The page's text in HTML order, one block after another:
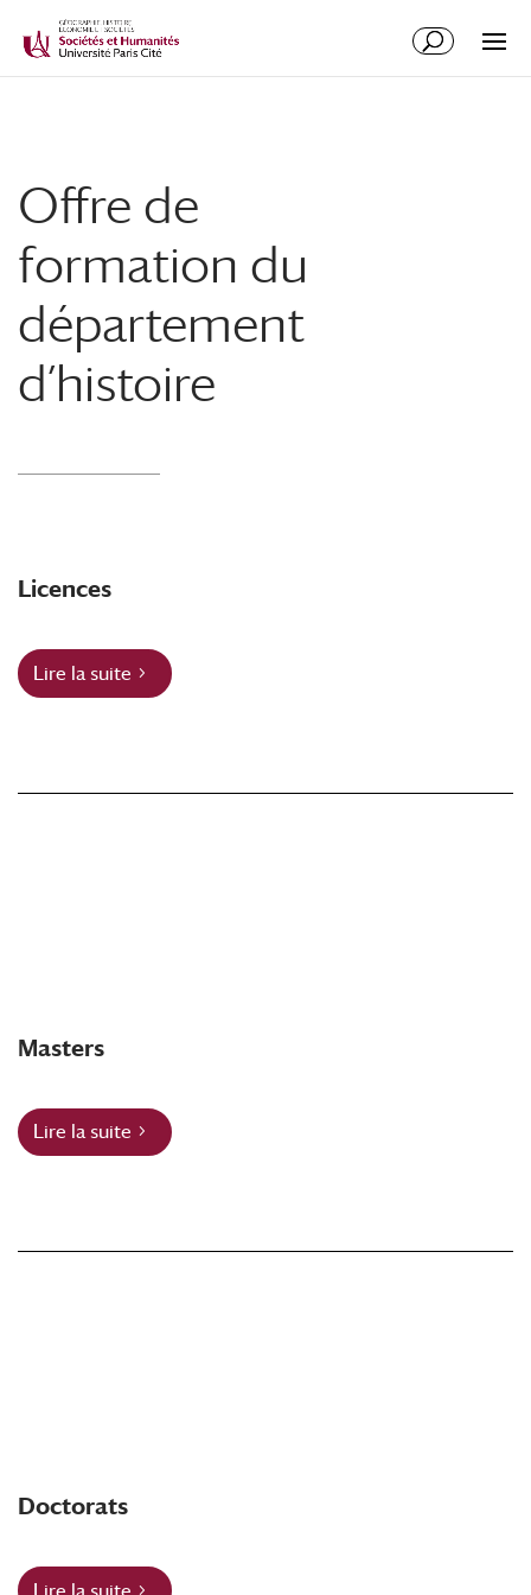
Offre de
formation du
département
d’histoire
Licences
Lire la suite
Masters
Lire la suite
Doctorats